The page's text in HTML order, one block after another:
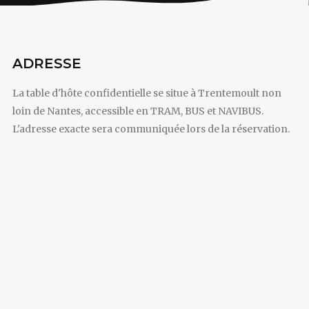
ADRESSE
La table d'hôte confidentielle se situe à Trentemoult non
loin de Nantes, accessible en TRAM, BUS et NAVIBUS.
L'adresse exacte sera communiquée lors de la réservation.